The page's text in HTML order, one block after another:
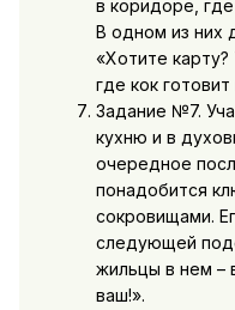
в коридоре,
В одном из них
«Хотите
где кок
Задание №7.
кухню и в
очередное
понадобится
сокровищами.
следующей
жильцы в нем –
ваш!».